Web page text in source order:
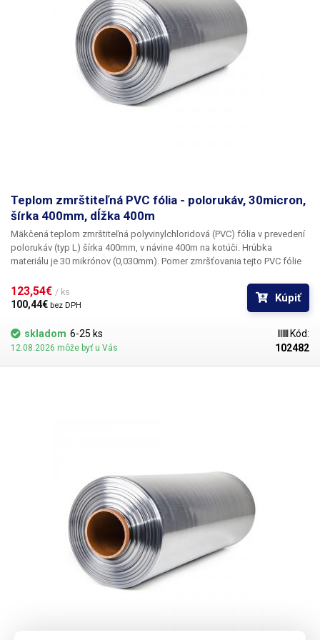
Šírka: 400mm Hrúbka: 30 mikrónov (0,030mm) Teplota zmrštenia:> 90 ° C
Pomer zmrštenia: 1,6: 1 Typ fólie: PVC Tvar: polorukáv (L) Vnútorný
priemer role: 33mm Farba: transparentná Obrázok je iba ilustratívny.
Teplom zmrštiteľná PVC fólia - polorukáv, 30micron,
šírka 400mm, dĺžka 400m
Mäkčená teplom zmrštiteľná polyvinylchloridová (PVC) fólia v prevedení
polorukáv (typ L) šírka 400mm, v návine 400m na kotúči. Hrúbka
materiálu je 30 mikrónov (0,030mm). Pomer zmršťovania tejto PVC fólie
zmrštiteľnosť už pri nízkych teplotách (od 90 ° C). PVC fólie sú
transparentné, bez zápachu, vysoko odolné a nepriepustné. PVC fólie pri
zmršťovaní dokonale kopírujú tvar produktu, preto sú vhodné pre
balenie i tvarovo náročných výrobkov. K zmršteniu je potrebné
rovnomerné pôsobenie teplotou vyššou ako 90 ° C - ideálne za použitia
tzv. teplovzdušnej zmršťovacej komory, kde je teplota rovnomerne
rozprestretá. Po zahriatí fólia kopíruje tvar baleného predmetu. Pri
predovšetkým polyolefinové fólie (PF), ktoré sú pre potraviny zdravotne
Parametre:Dĺžka: 400m Šírka: 400mm Hrúbka: 30 mikrónov
(0,030mm) Teplota zmrštenia:> 90 ° C Pomer zmrštenia: 1,6: 1 Typ fólie:
PVC Tvar: polorukáv (L) Vnútorný priemer role: 75mm Farba:
123,54€ / ks
100,44€ bez DPH
Kúpiť
skladom 6-25 ks
12.08.2026 môže byť u Vás
Kód:
102482